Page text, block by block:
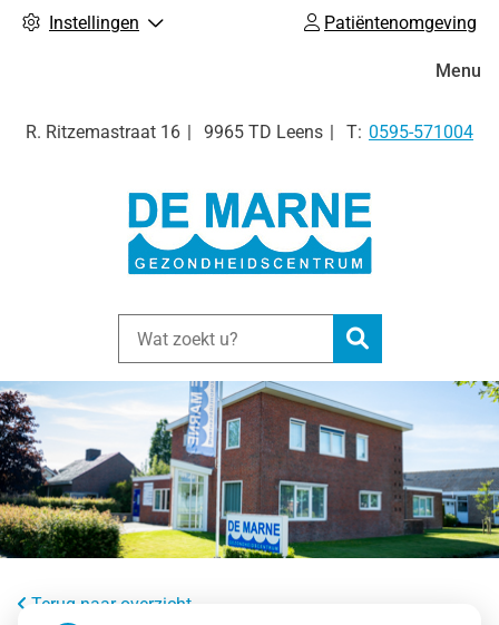
Instellingen Patiëntenomgeving
R. Ritzemastraat 16 9965 TD Leens Tel:
0595-571004
Zoeken
Menu
Terug naar overzicht